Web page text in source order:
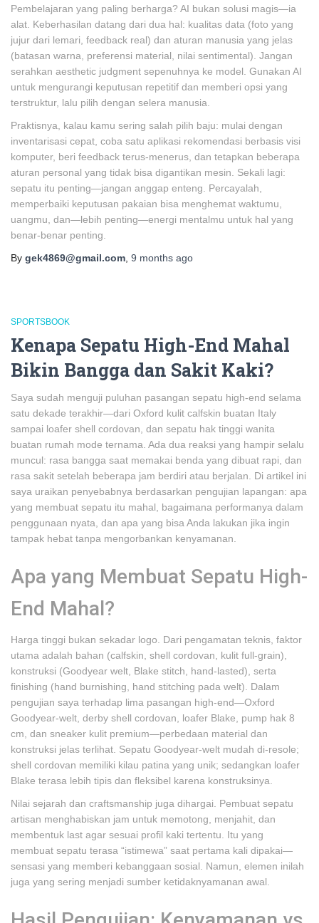
Pembelajaran yang paling berharga? AI bukan solusi magis—ia
alat. Keberhasilan datang dari dua hal: kualitas data (foto yang
jujur dari lemari, feedback real) dan aturan manusia yang jelas
(batasan warna, preferensi material, nilai sentimental). Jangan
serahkan aesthetic judgment sepenuhnya ke model. Gunakan AI
untuk mengurangi keputusan repetitif dan memberi opsi yang
terstruktur, lalu pilih dengan selera manusia.
Praktisnya, kalau kamu sering salah pilih baju: mulai dengan
inventarisasi cepat, coba satu aplikasi rekomendasi berbasis visi
komputer, beri feedback terus-menerus, dan tetapkan beberapa
aturan personal yang tidak bisa digantikan mesin. Sekali lagi:
sepatu itu penting—jangan anggap enteng. Percayalah,
memperbaiki keputusan pakaian bisa menghemat waktumu,
uangmu, dan—lebih penting—energi mentalmu untuk hal yang
benar-benar penting.
By gek4869@gmail.com 9 months ago
SPORTSBOOK
Kenapa Sepatu High-End Mahal
Bikin Bangga dan Sakit Kaki?
Saya sudah menguji puluhan pasangan sepatu high-end selama
satu dekade terakhir—dari Oxford kulit calfskin buatan Italy
sampai loafer shell cordovan, dan sepatu hak tinggi wanita
buatan rumah mode ternama. Ada dua reaksi yang hampir selalu
muncul: rasa bangga saat memakai benda yang dibuat rapi, dan
rasa sakit setelah beberapa jam berdiri atau berjalan. Di artikel ini
saya uraikan penyebabnya berdasarkan pengujian lapangan: apa
yang membuat sepatu itu mahal, bagaimana performanya dalam
penggunaan nyata, dan apa yang bisa Anda lakukan jika ingin
tampak hebat tanpa mengorbankan kenyamanan.
Apa yang Membuat Sepatu High-
End Mahal?
Harga tinggi bukan sekadar logo. Dari pengamatan teknis, faktor
utama adalah bahan (calfskin, shell cordovan, kulit full‑grain),
konstruksi (Goodyear welt, Blake stitch, hand‑lasted), serta
finishing (hand burnishing, hand stitching pada welt). Dalam
pengujian saya terhadap lima pasangan high-end—Oxford
Goodyear‑welt, derby shell cordovan, loafer Blake, pump hak 8
cm, dan sneaker kulit premium—perbedaan material dan
konstruksi jelas terlihat. Sepatu Goodyear‑welt mudah di‑resole;
shell cordovan memiliki kilau patina yang unik; sedangkan loafer
Blake terasa lebih tipis dan fleksibel karena konstruksinya.
Nilai sejarah dan craftsmanship juga dihargai. Pembuat sepatu
artisan menghabiskan jam untuk memotong, menjahit, dan
membentuk last agar sesuai profil kaki tertentu. Itu yang
membuat sepatu terasa “istimewa” saat pertama kali dipakai—
sensasi yang memberi kebanggaan sosial. Namun, elemen inilah
juga yang sering menjadi sumber ketidaknyamanan awal.